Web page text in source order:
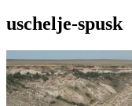
uschelje-spusk